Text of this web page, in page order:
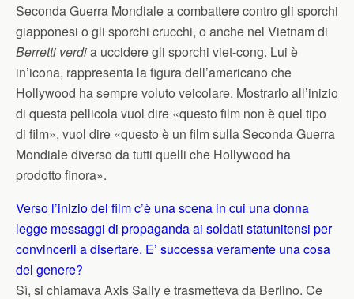
Seconda Guerra Mondiale a combattere contro gli sporchi
giapponesi o gli sporchi crucchi, o anche nel Vietnam di
Berretti verdia uccidere gli sporchi viet-cong. Lui è
in’icona, rappresenta la figura dell’americano che
Hollywood ha sempre voluto veicolare. Mostrarlo all’inizio
di questa pellicola vuol dire «questo film non è quel tipo
di film», vuol dire «questo è un film sulla Seconda Guerra
Mondiale diverso da tutti quelli che Hollywood ha
prodotto finora».
Verso l’inizio del film c’è una scena in cui una donna
legge messaggi di propaganda ai soldati statunitensi per
convincerli a disertare. E’ successa veramente una cosa
del genere?
Sì, si chiamava Axis Sally e trasmetteva da Berlino. Ce